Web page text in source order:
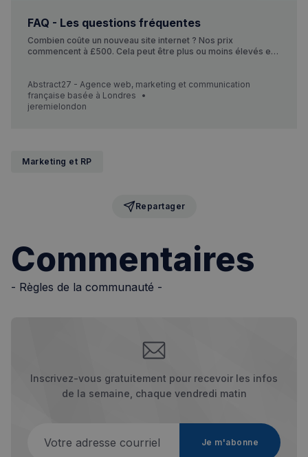
FAQ - Les questions fréquentes
Combien coûte un nouveau site internet ? Nos prix
commencent à £500. Cela peut être plus ou moins élevés en
web personnalisés spécifiquement pour les PME. Nous vous
poserons des question…
Abstract27 - Agence web, marketing et communication
française basée à Londres
jeremielondon
Marketing et RP
Repartager
Commentaires
- Règles de la communauté -
Inscrivez-vous gratuitement pour recevoir les infos
de la semaine, chaque vendredi matin
Je m'abonne
Wix.com, Inc.
CookieScript
francaisalondres.com